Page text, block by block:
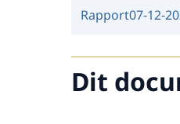
Rapport07-12-
Dit